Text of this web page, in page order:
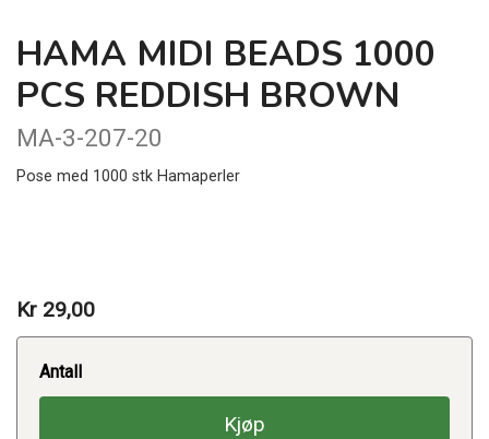
HAMA MIDI BEADS 1000
PCS REDDISH BROWN
MA-3-207-20
Pose med 1000 stk Hamaperler
Kr 29,00
Antall
Kjøp